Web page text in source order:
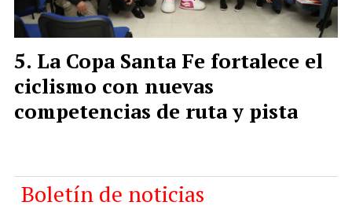
La Copa Santa Fe fortalece el
ciclismo con nuevas
competencias de ruta y pista
Boletín de noticias